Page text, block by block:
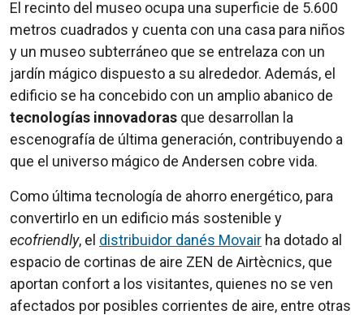
El recinto del museo ocupa una superficie de 5.600
metros cuadrados y cuenta con una casa para niños
y un museo subterráneo que se entrelaza con un
jardín mágico dispuesto a su alrededor. Además, el
edificio se ha concebido con un amplio abanico de
tecnologías innovadoras que desarrollan la
escenografía de última generación, contribuyendo a
que el universo mágico de Andersen cobre vida.
Como última tecnología de ahorro energético, para
convertirlo en un edificio más sostenible y
ecofriendly, el distribuidor danés Movair ha dotado al
espacio de cortinas de aire ZEN de Airtècnics, que
aportan confort a los visitantes, quienes no se ven
afectados por posibles corrientes de aire, entre otras